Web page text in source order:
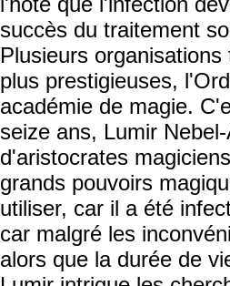
succès du traitement
Plusieurs
plus prestigieuses,
académie de magie.
seize ans, Lumir
d'aristocrates
grands pouvoirs
utiliser, car il a été
car malgré les
alors que la durée de